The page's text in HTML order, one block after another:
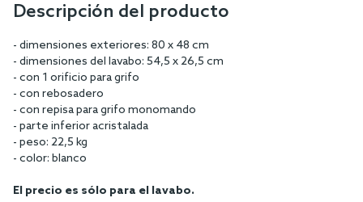
Descripción del producto
- dimensiones exteriores: 80 x 48 cm
- dimensiones del lavabo: 54,5 x 26,5 cm
- con 1 orificio para grifo
- con rebosadero
- con repisa para grifo monomando
- parte inferior acristalada
- peso: 22,5 kg
- color: blanco
El precio es sólo para el lavabo.